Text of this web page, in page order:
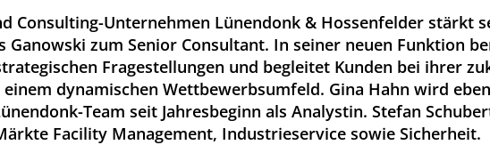
Consulting-Unternehmen Lünendonk & Hossenfelder stärkt
Ganowski zum Senior Consultant. In seiner neuen Funktion
Fragestellungen und begleitet Kunden bei ihrer
dynamischen Wettbewerbsumfeld. Gina Hahn wird
Team seit Jahresbeginn als Analystin. Stefan
Facility Management, Industrieservice sowie Sicherheit.